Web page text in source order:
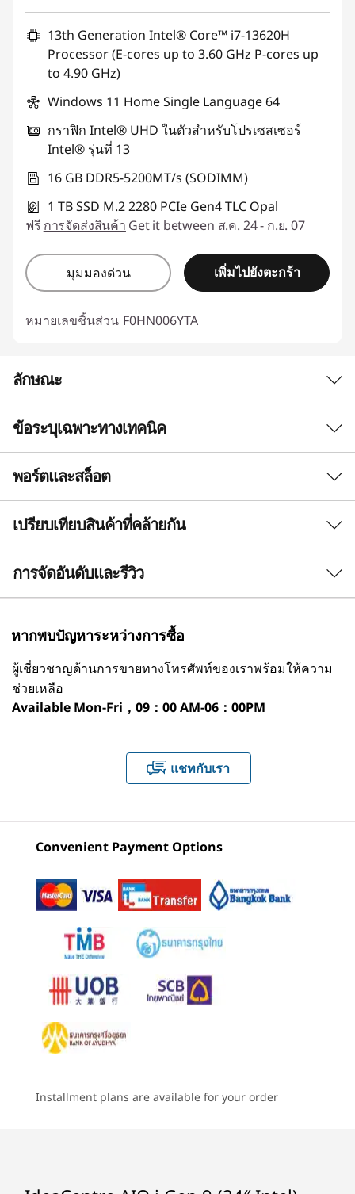
การประหยัด eCoupon :-฿6,618.00
*Savings cannot be combined
ใช้ eCoupon :88SALETH
13th Generation Intel® Core™ i7-13620H
Processor (E-cores up to 3.60 GHz P-cores up
to 4.90 GHz)
Windows 11 Home Single Language 64
กราฟิก Intel® UHD ในตัวสำหรับโปรเซสเซอร์
Intel® รุ่นที่ 13
16 GB DDR5-5200MT/s (SODIMM)
1 TB SSD M.2 2280 PCIe Gen4 TLC Opal
ฟรี การจัดส่งสินค้า Get it between ส.ค. 24 - ก.ย. 07
มุมมองด่วน เพิ่มไปยังตะกร้า
หมายเลขชิ้นส่วน F0HN006YTA
ลักษณะ
ประสิทธิภาพสูงสุดและเสียงรบกวนต่ำสุด
ทำงาน เล่น และตัดต่อได้โดยปราศจากสิ่งรบกวนบน
คอมพิวเตอร์แบบออลอินวัน IdeaCentre AIO i Gen
ประสิทธิภาพอันน่าทึ่งด้วยแล็ปท็อปที่มีโปรเซสเซอร์
Gen Intel®Core™ i7 เพิ่ม
ต่ำของเรา
ทำให้เรื่องราวให้มีชีวิตชีวา โดยไม่มีอาการตาล้า
ดื่มด่ำไปกับภาพยนตร์และรายการทีวีเรื่องโปรดโดย
ไม่ปวดตา IdeaCentre AIO i ภูมิใจนำเสนอจอแสดง
ผลอันน่าทึ่งด้วยสีสันที่สมจริง นอกจากนี้ ระบบเสียงที่
ดังกระหึ่มด้วยลำโพง Harmen
แสงสีฟ้าที่สบายตาทำให้ AIO เป็นอุปกรณ์ที่พร้อมให้
คุณสัมผัสถึงความตื่นเต้นและความบันเทิงไม่รู้จบ
ข้อระบุเฉพาะทางเทคนิค
ประสิทธิภาพ
โปรเซสเซอร์
Intel®Core™ i5-13420H
ระบบปฏิบัติการ
สูงสุด Windows 11 Pro
การ์ดแสดงผล
M.2 PCIe SSD สูงสุด 1TB
ระบบเสียง
ลำโพงสเตอริโอ 3W จำนวน 2 ตัวโดย Harman
5MP / 5MP + IR
Specifications may vary depending upon region / model.
พอร์ต/ช่องเสียบ
พอร์ตและสล็อต
1-ชัตเตอร์อิเล็กทรอนิกส์
การชาร์จไฟ DC
USB-A 2.0
อีเทอร์เน็ต (RJ45)
USB-A 2.0
USB-A 3.2 Gen 2
HDMI ขาออก 2.1
เปรียบเทียบสินค้าที่คล้ายกัน
3 Similiar products selected
กำลังดูอยู่
AIO 24 Intel
Gen 9
฿24,398.25
AIO 27 Intel
฿25,825.15
ร้านค้า
AIO 24
Explore All Desktops
การจัดอันดับและรีวิว
หากพบปัญหาระหว่างการซื้อ
ผู้เชี่ยวชาญด้านการขายทางโทรศัพท์ของเราพร้อมให้ความ
ช่วยเหลือ
Available Mon-Fri，09：00 AM-06：00PM
แชทกับเรา
Convenient Payment Options
Installment plans are available for your order